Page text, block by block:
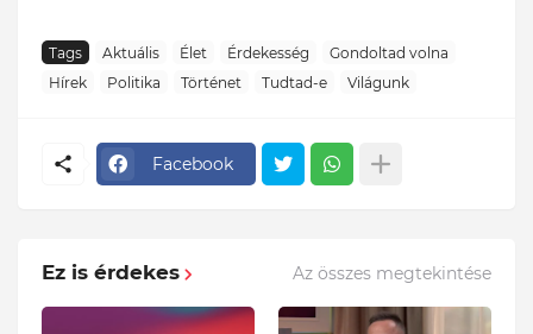
Tags Aktuális Élet Érdekesség
Gondoltad volna
Hírek
Politika Történet Tudtad-e Világunk
Facebook
Ez is érdekes Az összes megtekintése